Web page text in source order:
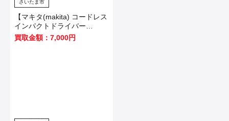
さいたま市
【マキタ(makita) コードレス
インパクトドライバー
TD173DZB】川口市のお客様
から買取いたしました！
買取金額：7,000円